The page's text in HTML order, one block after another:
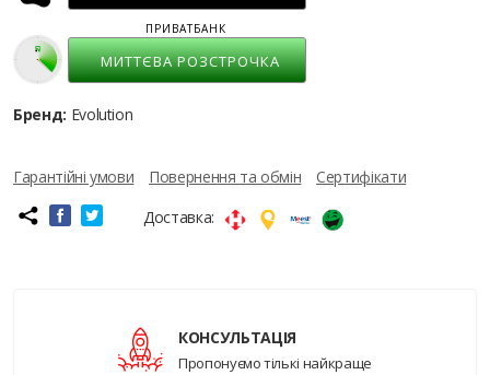
МИТТЄВА РОЗСТРОЧКА
ПРИВАТБАНК
Бренд: Evolution
Гарантійні умови Повернення та обмін
Сертифікати
Доставка:
КОНСУЛЬТАЦІЯ
Пропонуємо тількі найкраще